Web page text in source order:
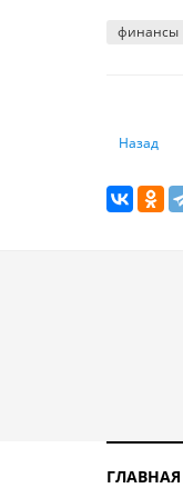
финансы
Назад
ГЛАВНАЯ